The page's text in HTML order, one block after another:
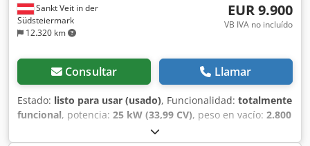
Sankt Veit in der
Südsteiermark
12.320 km
EUR 9.900
VB IVA no incluído
Consultar Llamar
Estado: listo para usar (usado), Funcionalidad: totalmente
funcional, potencia: 25 kW (33,99 CV), peso en vacío: 2.800
, horas de funcionamiento: